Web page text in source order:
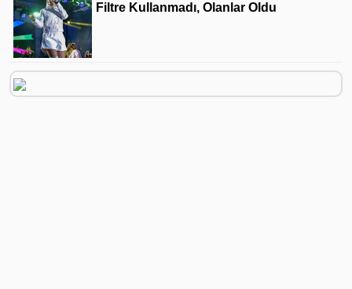
Filtre Kullanmadı, Olanlar Oldu